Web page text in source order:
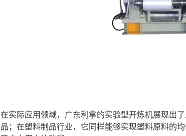
在实际应用领域，广东利拿的实验型开炼机展现出
品；在塑料制品行业，它同样能够实现塑料原料的